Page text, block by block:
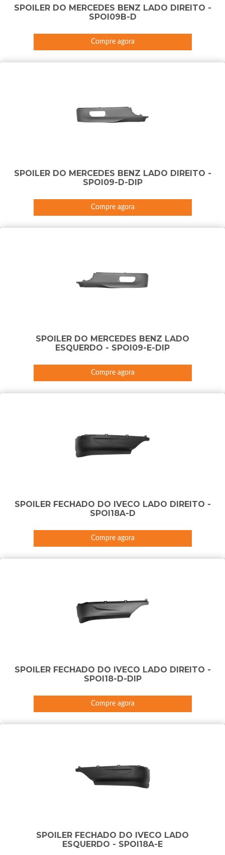
SPOILER DO MERCEDES BENZ LADO DIREITO -
SPOI09B-D
Compre agora
SPOILER DO MERCEDES BENZ LADO DIREITO -
SPOI09-D-DIP
Compre agora
SPOILER DO MERCEDES BENZ LADO
ESQUERDO - SPOI09-E-DIP
Compre agora
SPOILER FECHADO DO IVECO LADO DIREITO -
SPOI18A-D
Compre agora
SPOILER FECHADO DO IVECO LADO DIREITO -
SPOI18-D-DIP
Compre agora
SPOILER FECHADO DO IVECO LADO
ESQUERDO - SPOI18A-E